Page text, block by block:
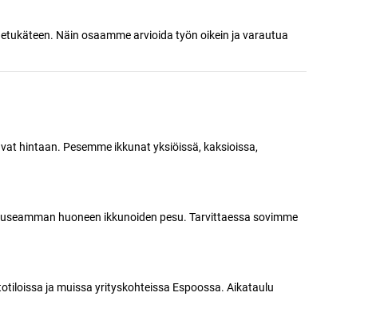
Näin osaamme arvioida työn oikein ja varautua
hintaan. Pesemme ikkunat yksiöissä, kaksioissa,
huoneen ikkunoiden pesu. Tarvittaessa sovimme
ja muissa yrityskohteissa Espoossa. Aikataulu